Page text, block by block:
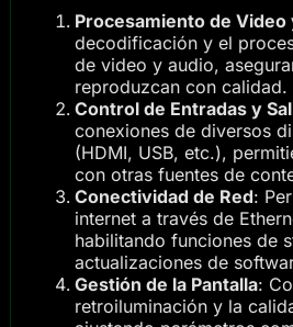
Procesamiento de Video
decodificación y el
de video y audio,
reproduzcan con calidad.
Control de Entradas y
conexiones de diversos
(HDMI, USB, etc.),
con otras fuentes de
Conectividad de Red:
internet a través de
habilitando funciones de
actualizaciones de
Gestión de la Pantalla:
retroiluminación y la